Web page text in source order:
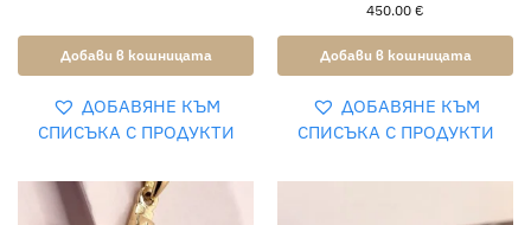
Добави в кошницата
ДОБАВЯНЕ КЪМ
СПИСЪКА С ПРОДУКТИ
450.00 €
Добави в кошницата
ДОБАВЯНЕ КЪМ
СПИСЪКА С ПРОДУКТИ